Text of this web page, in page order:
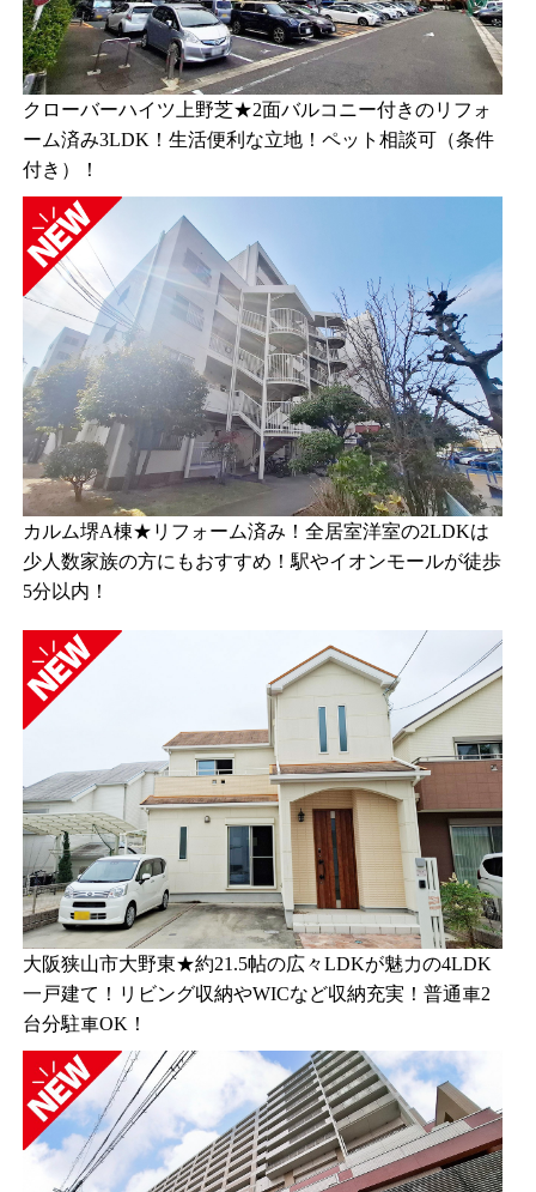
クローバーハイツ上野芝★2面バルコニー付きのリフォ
ーム済み3LDK！生活便利な立地！ペット相談可（条件
付き）！
カルム堺A棟★リフォーム済み！全居室洋室の2LDKは
少人数家族の方にもおすすめ！駅やイオンモールが徒歩
5分以内！
大阪狭山市大野東★約21.5帖の広々LDKが魅力の4LDK
一戸建て！リビング収納やWICなど収納充実！普通車2
台分駐車OK！